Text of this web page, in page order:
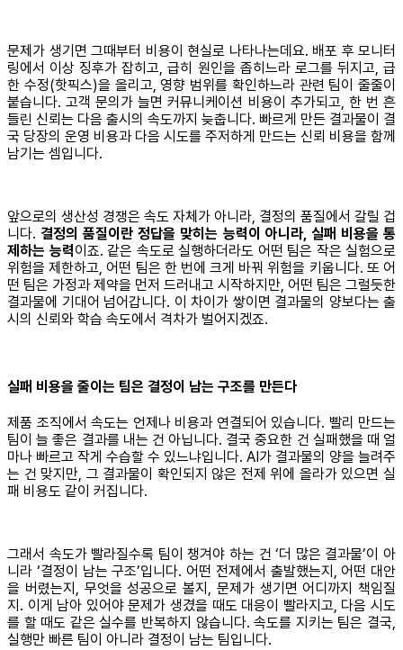
문제가 생기면 그때부터 비용이 현실로 나타나는데요. 배포 후 모니터
링에서 이상 징후가 잡히고, 급히 원인을 좁히느라 로그를 뒤지고, 급
한 수정(핫픽스)을 올리고, 영향 범위를 확인하느라 관련 팀이 줄줄이
붙습니다. 고객 문의가 늘면 커뮤니케이션 비용이 추가되고, 한 번 흔
들린 신뢰는 다음 출시의 속도까지 늦춥니다. 빠르게 만든 결과물이 결
국 당장의 운영 비용과 다음 시도를 주저하게 만드는 신뢰 비용을 함께
남기는 셈입니다.
앞으로의 생산성 경쟁은 속도 자체가 아니라, 결정의 품질에서 갈릴 겁
니다. 결정의 품질이란 정답을 맞히는 능력이 아니라, 실패 비용을 통
제하는 능력이죠. 같은 속도로 실행하더라도 어떤 팀은 작은 실험으로
위험을 제한하고, 어떤 팀은 한 번에 크게 바꿔 위험을 키웁니다. 또 어
떤 팀은 가정과 제약을 먼저 드러내고 시작하지만, 어떤 팀은 그럴듯한
결과물에 기대어 넘어갑니다. 이 차이가 쌓이면 결과물의 양보다는 출
시의 신뢰와 학습 속도에서 격차가 벌어지겠죠.
실패 비용을 줄이는 팀은 결정이 남는 구조를 만든다
제품 조직에서 속도는 언제나 비용과 연결되어 있습니다. 빨리 만드는
팀이 늘 좋은 결과를 내는 건 아닙니다. 결국 중요한 건 실패했을 때 얼
마나 빠르고 작게 수습할 수 있느냐입니다. AI가 결과물의 양을 늘려주
는 건 맞지만, 그 결과물이 확인되지 않은 전제 위에 올라가 있으면 실
패 비용도 같이 커집니다.
그래서 속도가 빨라질수록 팀이 챙겨야 하는 건 ‘더 많은 결과물’이 아
니라 ‘결정이 남는 구조’입니다. 어떤 전제에서 출발했는지, 어떤 대안
을 버렸는지, 무엇을 성공으로 볼지, 문제가 생기면 어디까지 책임질
지. 이게 남아 있어야 문제가 생겼을 때도 대응이 빨라지고, 다음 시도
를 할 때도 같은 실수를 반복하지 않습니다. 속도를 지키는 팀은 결국,
실행만 빠른 팀이 아니라 결정이 남는 팀입니다.